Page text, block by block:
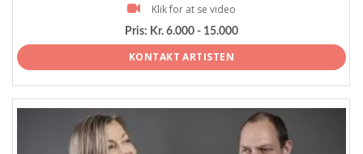
Klik for at se video
Pris: Kr. 6.000 - 15.000
KONTAKT ARTISTEN